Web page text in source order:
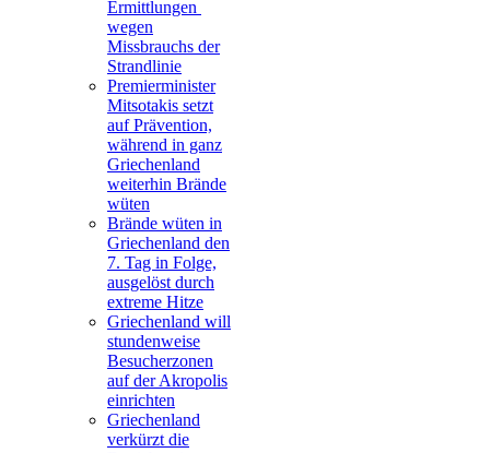
Ermittlungen
wegen
Missbrauchs der
Strandlinie
Premierminister
Mitsotakis setzt
auf Prävention,
während in ganz
Griechenland
weiterhin Brände
wüten
Brände wüten in
Griechenland den
7. Tag in Folge,
ausgelöst durch
extreme Hitze
Griechenland will
stundenweise
Besucherzonen
auf der Akropolis
einrichten
Griechenland
verkürzt die